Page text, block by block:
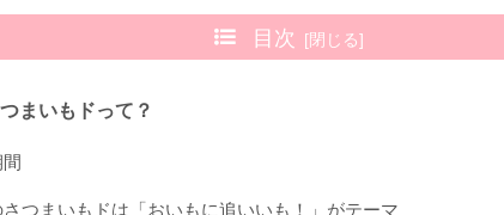
目次
まいもドって？
つまいもドは「おいもに追いいも！」がテーマ